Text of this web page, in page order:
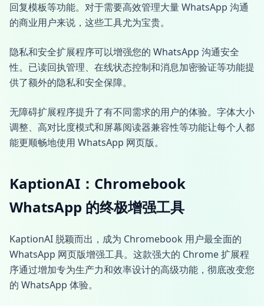
回复模板等功能。对于需要高效管理大量 WhatsApp 沟通
的商业用户来说，这些工具尤为宝贵。
隐私和安全扩展程序可以增强您的 WhatsApp 沟通安全
性。已读回执管理、在线状态控制和消息加密验证等功能提
供了额外的隐私和安全保障。
无障碍扩展程序提升了有不同需求的用户的体验。字体大小
调整、高对比度模式和屏幕阅读器兼容性等功能让每个人都
能更顺畅地使用 WhatsApp 网页版。
KaptionAI：Chromebook
WhatsApp 的终极增强工具
KaptionAI 脱颖而出，成为 Chromebook 用户最全面的
WhatsApp 网页版增强工具。这款强大的 Chrome 扩展程
序通过增加专为生产力和效率设计的高级功能，彻底改变您
的 WhatsApp 体验。